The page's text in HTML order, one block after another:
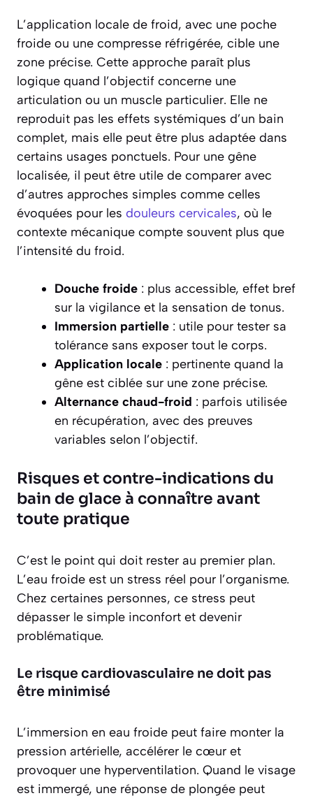
L’application locale de froid, avec une poche
froide ou une compresse réfrigérée, cible une
zone précise. Cette approche paraît plus
logique quand l’objectif concerne une
articulation ou un muscle particulier. Elle ne
reproduit pas les effets systémiques d’un bain
complet, mais elle peut être plus adaptée dans
certains usages ponctuels. Pour une gêne
localisée, il peut être utile de comparer avec
d’autres approches simples comme celles
évoquées pour les douleurs cervicales, où le
contexte mécanique compte souvent plus que
l’intensité du froid.
Douche froide : plus accessible, effet bref
sur la vigilance et la sensation de tonus.
Immersion partielle : utile pour tester sa
tolérance sans exposer tout le corps.
Application locale : pertinente quand la
gêne est ciblée sur une zone précise.
Alternance chaud-froid : parfois utilisée
en récupération, avec des preuves
variables selon l’objectif.
Risques et contre-indications du
bain de glace à connaître avant
toute pratique
C’est le point qui doit rester au premier plan.
L’eau froide est un stress réel pour l’organisme.
Chez certaines personnes, ce stress peut
dépasser le simple inconfort et devenir
problématique.
Le risque cardiovasculaire ne doit pas
être minimisé
L’immersion en eau froide peut faire monter la
pression artérielle, accélérer le cœur et
provoquer une hyperventilation. Quand le visage
est immergé, une réponse de plongée peut